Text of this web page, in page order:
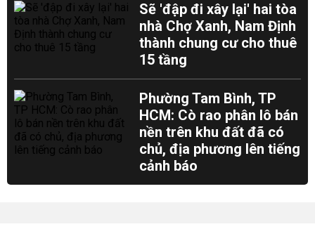
Sẽ 'đập đi xây lại' hai tòa
nhà Chợ Xanh, Nam Định
thành chung cư cho thuê
15 tầng
Phường Tam Bình, TP
HCM: Cò rao phân lô bán
nền trên khu đất đã có
chủ, địa phương lên tiếng
cảnh báo